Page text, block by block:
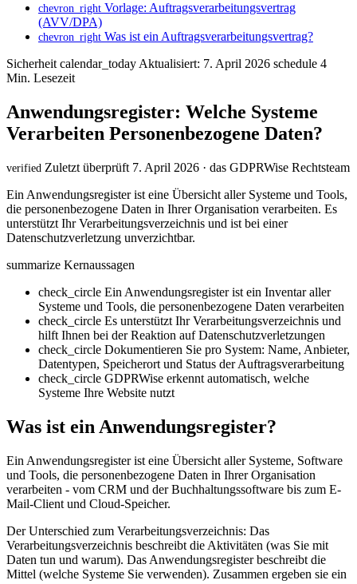
chevron_right Vorlage: Auftragsverarbeitungsvertrag
(AVV/DPA)
chevron_right Was ist ein Auftragsverarbeitungsvertrag?
Sicherheit calendar_today Aktualisiert: 7. April 2026 schedule 4
Min. Lesezeit
Anwendungsregister: Welche Systeme
Verarbeiten Personenbezogene Daten?
verified Zuletzt überprüft 7. April 2026 · das GDPRWise Rechtsteam
Ein Anwendungsregister ist eine Übersicht aller Systeme und Tools,
die personenbezogene Daten in Ihrer Organisation verarbeiten. Es
unterstützt Ihr Verarbeitungsverzeichnis und ist bei einer
Datenschutzverletzung unverzichtbar.
summarize Kernaussagen
check_circle Ein Anwendungsregister ist ein Inventar aller
Systeme und Tools, die personenbezogene Daten verarbeiten
check_circle Es unterstützt Ihr Verarbeitungsverzeichnis und
hilft Ihnen bei der Reaktion auf Datenschutzverletzungen
check_circle Dokumentieren Sie pro System: Name, Anbieter,
Datentypen, Speicherort und Status der Auftragsverarbeitung
check_circle GDPRWise erkennt automatisch, welche
Systeme Ihre Website nutzt
Was ist ein Anwendungsregister?
Ein Anwendungsregister ist eine Übersicht aller Systeme, Software
und Tools, die personenbezogene Daten in Ihrer Organisation
verarbeiten - vom CRM und der Buchhaltungssoftware bis zum E-
Mail-Client und Cloud-Speicher.
Der Unterschied zum Verarbeitungsverzeichnis: Das
Verarbeitungsverzeichnis beschreibt die Aktivitäten (was Sie mit
Daten tun und warum). Das Anwendungsregister beschreibt die
Mittel (welche Systeme Sie verwenden). Zusammen ergeben sie ein